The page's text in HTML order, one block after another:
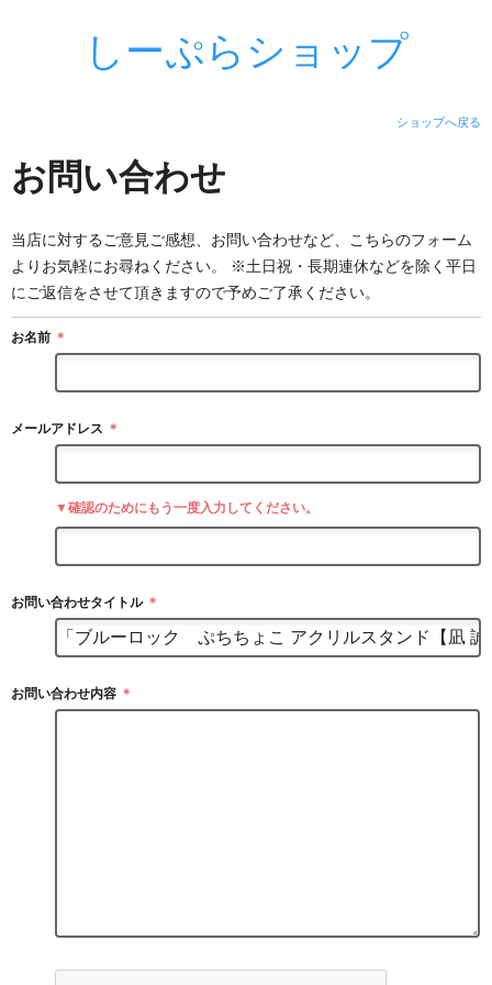
しーぷらショップ
ショップへ戻る
お問い合わせ
当店に対するご意見ご感想、お問い合わせなど、こちらのフォーム
よりお気軽にお尋ねください。 ※土日祝・長期連休などを除く平日
にご返信をさせて頂きますので予めご了承ください。
お名前 ＊
メールアドレス ＊
▼確認のためにもう一度入力してください。
お問い合わせタイトル ＊
お問い合わせ内容 ＊